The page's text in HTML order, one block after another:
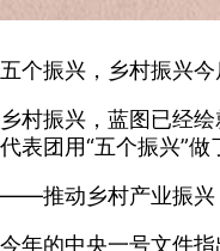
五个振兴，乡村振兴
乡村振兴，蓝图已经
代表团用“五个振兴”做
——推动乡村产业振兴
今年的中央一号文件